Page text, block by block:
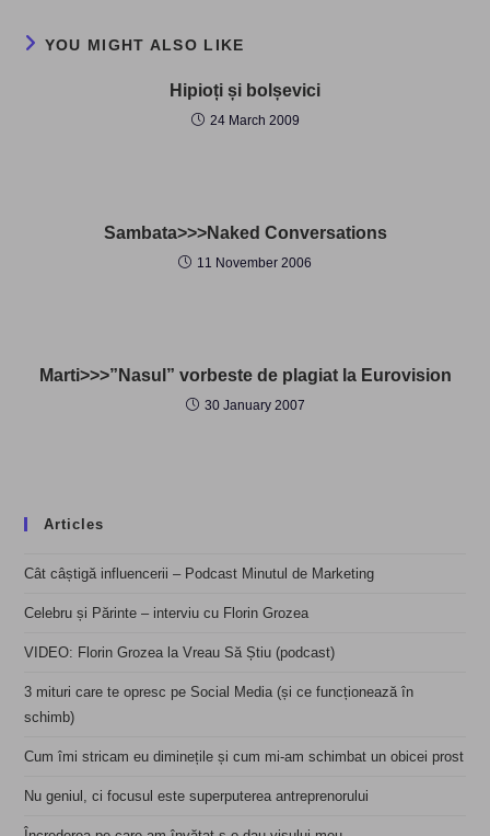
YOU MIGHT ALSO LIKE
Hipioți și bolșevici
24 March 2009
Sambata>>>Naked Conversations
11 November 2006
Marti>>>”Nasul” vorbeste de plagiat la Eurovision
30 January 2007
Articles
Cât câștigă influencerii – Podcast Minutul de Marketing
Celebru și Părinte – interviu cu Florin Grozea
VIDEO: Florin Grozea la Vreau Să Știu (podcast)
3 mituri care te opresc pe Social Media (și ce funcționează în
schimb)
Cum îmi stricam eu diminețile și cum mi-am schimbat un obicei prost
Nu geniul, ci focusul este superputerea antreprenorului